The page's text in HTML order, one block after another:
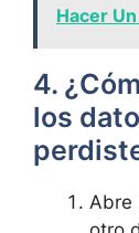
Hacer
4.
los⁤
Abre